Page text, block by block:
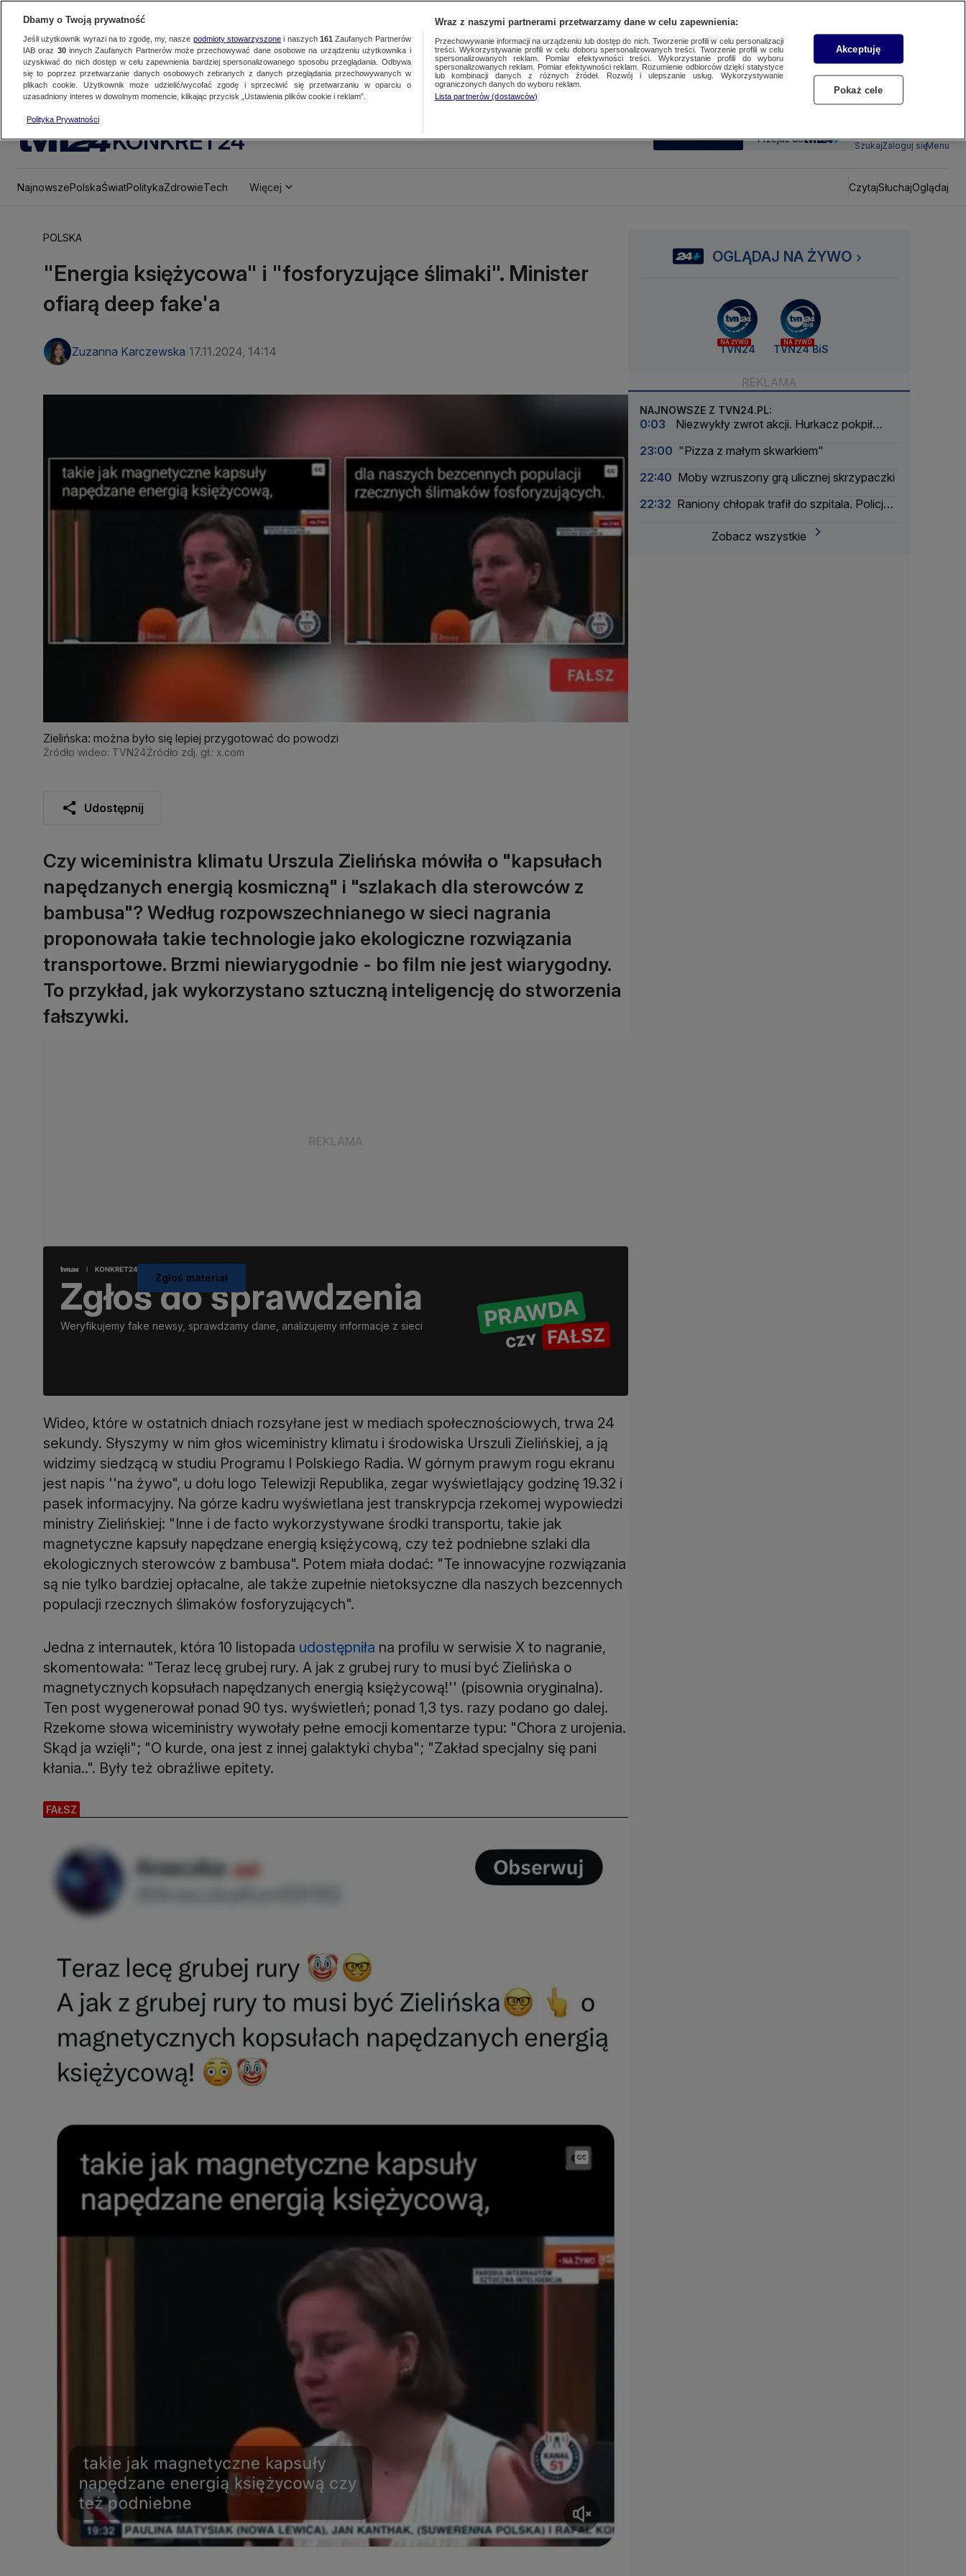
KONKRET24 SUBSKRYBUJ Przejdź do
SzukajZaloguj sięMenu
NajnowszePolskaŚwiatPolitykaZdrowieTech Więcej CzytajSłuchajOglądaj
POLSKA
"Energia księżycowa" i "fosforyzujące ślimaki". Minister
ofiarą deep fake'a
Zuzanna Karczewska 17.11.2024, 14:14
Zielińska: można było się lepiej przygotować do powodzi
Źródło wideo: TVN24Źródło zdj. gł.: x.com
Udostępnij
Czy wiceministra klimatu Urszula Zielińska mówiła o "kapsułach
napędzanych energią kosmiczną" i "szlakach dla sterowców z
bambusa"? Według rozpowszechnianego w sieci nagrania
proponowała takie technologie jako ekologiczne rozwiązania
transportowe. Brzmi niewiarygodnie - bo film nie jest wiarygodny.
To przykład, jak wykorzystano sztuczną inteligencję do stworzenia
fałszywki.
Zgłoś do sprawdzenia
Weryfikujemy fake newsy, sprawdzamy dane, analizujemy informacje z sieci
Zgłoś materiał
Wideo, które w ostatnich dniach rozsyłane jest w mediach społecznościowych, trwa 24
sekundy. Słyszymy w nim głos wiceministry klimatu i środowiska Urszuli Zielińskiej, a ją
widzimy siedzącą w studiu Programu I Polskiego Radia. W górnym prawym rogu ekranu
jest napis ''na żywo", u dołu logo Telewizji Republika, zegar wyświetlający godzinę 19.32 i
pasek informacyjny. Na górze kadru wyświetlana jest transkrypcja rzekomej wypowiedzi
ministry Zielińskiej: "Inne i de facto wykorzystywane środki transportu, takie jak
magnetyczne kapsuły napędzane energią księżycową, czy też podniebne szlaki dla
ekologicznych sterowców z bambusa". Potem miała dodać: "Te innowacyjne rozwiązania
są nie tylko bardziej opłacalne, ale także zupełnie nietoksyczne dla naszych bezcennych
populacji rzecznych ślimaków fosforyzujących".
Jedna z internautek, która 10 listopada udostępniła na profilu w serwisie X to nagranie,
skomentowała: "Teraz lecę grubej rury. A jak z grubej rury to musi być Zielińska o
magnetycznych kopsułach napędzanych energią księżycową!'' (pisownia oryginalna).
Ten post wygenerował ponad 90 tys. wyświetleń; ponad 1,3 tys. razy podano go dalej.
Rzekome słowa wiceministry wywołały pełne emocji komentarze typu: "Chora z urojenia.
Skąd ja wzięli"; "O kurde, ona jest z innej galaktyki chyba"; "Zakład specjalny się pani
kłania..". Były też obraźliwe epitety.
FAŁSZ
OGLĄDAJ NA ŻYWO
NA ŻYWO
TVN24
NA ŻYWO
TVN24 BiS
NAJNOWSZE Z TVN24.PL:
0:03
Niezwykły zwrot akcji. Hurkacz pokpił
23:00 "Pizza z małym skwarkiem"
22:40 Moby wzruszony grą ulicznej skrzypaczki
22:32 Raniony chłopak trafił do szpitala. Policja
Zobacz wszystkie
Dbamy o Twoją prywatność
Jeśli użytkownik wyrazi na to zgodę, my, nasze podmioty stowarzyszonei naszych 161 Zaufanych Partnerów
IAB oraz 30innych Zaufanych Partnerów może przechowywać dane osobowe na urządzeniu użytkownika i
uzyskiwać do nich dostęp w celu zapewnienia bardziej spersonalizowanego sposobu przeglądania. Odbywa
się to poprzez przetwarzanie danych osobowych zebranych z danych przeglądania przechowywanych w
plikach cookie. Użytkownik może udzielić/wycofać zgodę i sprzeciwić się przetwarzaniu w oparciu o
uzasadniony interes w dowolnym momencie, klikając przycisk „Ustawienia plików cookie i reklam”.
Polityka Prywatności
Wraz z naszymi partnerami przetwarzamy dane w celu zapewnienia:
Przechowywanie informacji na urządzeniu lub dostęp do nich. Tworzenie profili w celu personalizacji
treści. Wykorzystywanie profili w celu doboru spersonalizowanych treści. Tworzenie profili w celu
spersonalizowanych reklam. Pomiar efektywności treści. Wykorzystanie profili do wyboru
spersonalizowanych reklam. Pomiar efektywności reklam. Rozumienie odbiorców dzięki statystyce
lub kombinacji danych z różnych źródeł. Rozwój i ulepszanie usług. Wykorzystywanie
ograniczonych danych do wyboru reklam.
Lista partnerów (dostawców)
Akceptuję
Pokaż cele